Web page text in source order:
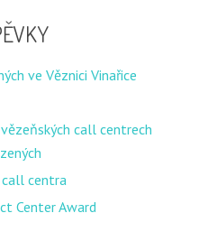
ve Věznici Vinařice
call centrech
call centra
Center Award